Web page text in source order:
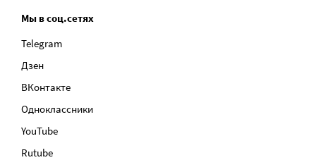
Мы в соц.сетях
Telegram
Дзен
ВКонтакте
Одноклассники
YouTube
Rutube